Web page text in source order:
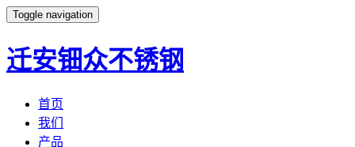
Toggle navigation
迁安钿众不锈钢
首页
我们
产品